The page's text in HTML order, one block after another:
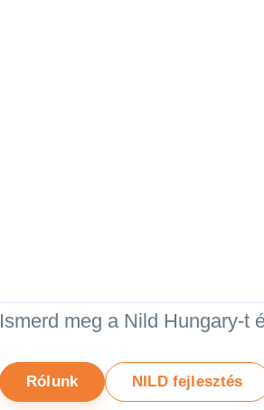
Ismerd meg a Nild Hungary-t
Rólunk NILD fejlesztés